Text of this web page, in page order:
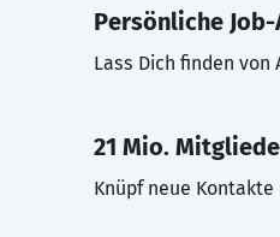
Persönliche
Lass Dich finden von
21 Mio.
Knüpf neue